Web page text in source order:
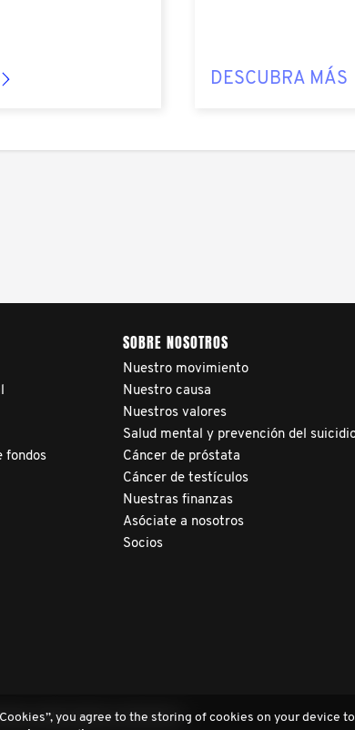
DESCUBRA MÁS
fondos
SOBRE NOSOTROS
Nuestro movimiento
Nuestro causa
Nuestros valores
Salud mental y prevención del
Cáncer de próstata
Cáncer de testículos
Nuestras finanzas
Asóciate a nosotros
Socios
todos los derechos
you agree to the storing of cookies on your device